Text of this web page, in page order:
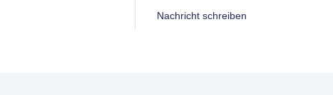
Nachricht schreiben